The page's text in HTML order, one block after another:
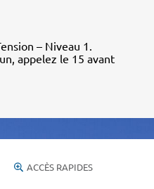
– Niveau 1.
appelez le 15 avant
ACCÈS RAPIDES